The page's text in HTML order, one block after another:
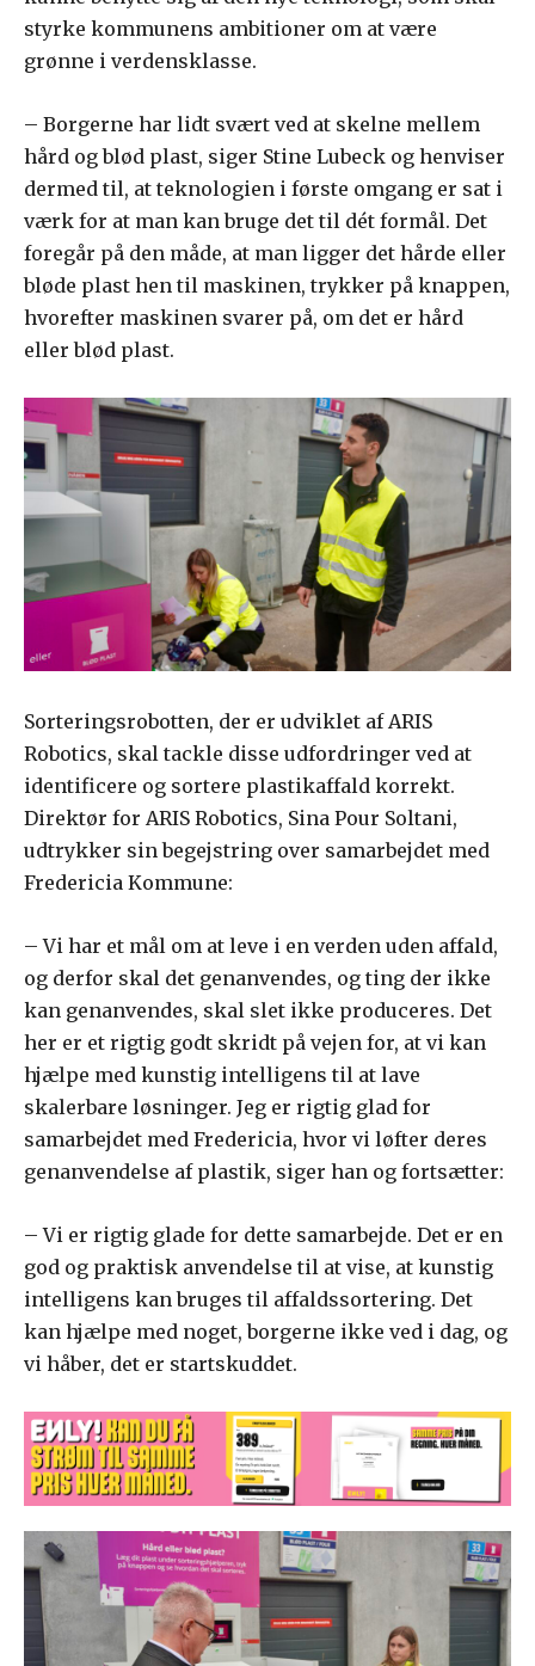
styrke kommunens ambitioner om at være
grønne i verdensklasse.
– Borgerne har lidt svært ved at skelne mellem
hård og blød plast, siger Stine Lubeck og henviser
dermed til, at teknologien i første omgang er sat i
værk for at man kan bruge det til dét formål. Det
foregår på den måde, at man ligger det hårde eller
bløde plast hen til maskinen, trykker på knappen,
hvorefter maskinen svarer på, om det er hård
eller blød plast.
Sorteringsrobotten, der er udviklet af ARIS
Robotics, skal tackle disse udfordringer ved at
identificere og sortere plastikaffald korrekt.
Direktør for ARIS Robotics, Sina Pour Soltani,
udtrykker sin begejstring over samarbejdet med
Fredericia Kommune:
– Vi har et mål om at leve i en verden uden affald,
og derfor skal det genanvendes, og ting der ikke
kan genanvendes, skal slet ikke produceres. Det
her er et rigtig godt skridt på vejen for, at vi kan
hjælpe med kunstig intelligens til at lave
skalerbare løsninger. Jeg er rigtig glad for
samarbejdet med Fredericia, hvor vi løfter deres
genanvendelse af plastik, siger han og fortsætter:
– Vi er rigtig glade for dette samarbejde. Det er en
god og praktisk anvendelse til at vise, at kunstig
intelligens kan bruges til affaldssortering. Det
kan hjælpe med noget, borgerne ikke ved i dag, og
vi håber, det er startskuddet.